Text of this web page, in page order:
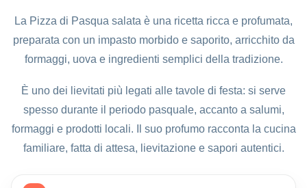
La Pizza di Pasqua salata è una ricetta ricca e profumata,
preparata con un impasto morbido e saporito, arricchito da
formaggi, uova e ingredienti semplici della tradizione.
È uno dei lievitati più legati alle tavole di festa: si serve
spesso durante il periodo pasquale, accanto a salumi,
formaggi e prodotti locali. Il suo profumo racconta la cucina
familiare, fatta di attesa, lievitazione e sapori autentici.